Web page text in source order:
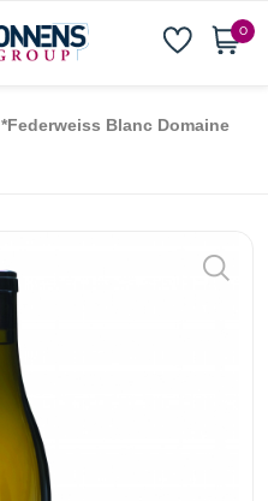
0
*Federweiss Blanc Domaine